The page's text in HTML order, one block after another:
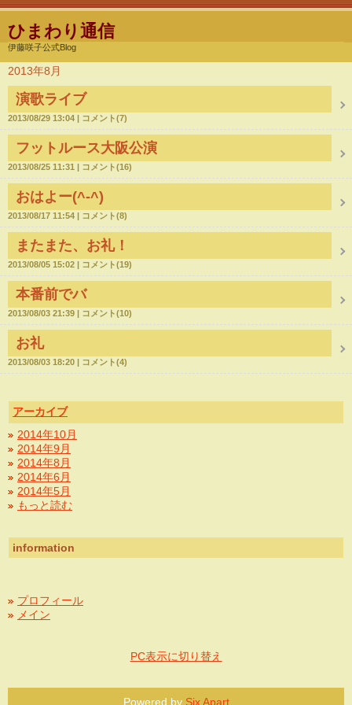
ひまわり通信
伊藤咲子公式Blog
2013年8月
演歌ライブ
2013/08/29 13:04 コメント(7)
フットルース大阪公演
2013/08/25 11:31 コメント(16)
おはよー(^-^)
2013/08/17 11:54 コメント(8)
またまた、お礼！
2013/08/05 15:02 コメント(19)
本番前でバ
2013/08/03 21:39 コメント(10)
お礼
2013/08/03 18:20 コメント(4)
アーカイブ
2014年10月
2014年9月
2014年8月
2014年6月
2014年5月
もっと読む
information
プロフィール
メイン
PC表示に切り替え
Powered by Six Apart